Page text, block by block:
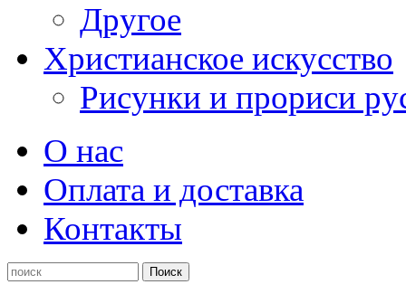
Другое
Христианское искусство
Рисунки и прориси
О нас
Оплата и доставка
Контакты